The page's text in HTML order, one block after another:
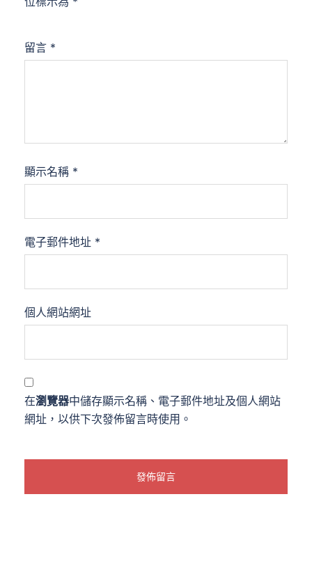
留言 *
顯示名稱 *
電子郵件地址 *
個人網站網址
在瀏覽器中儲存顯示名稱、電子郵件地址及個人網站
網址，以供下次發佈留言時使用。